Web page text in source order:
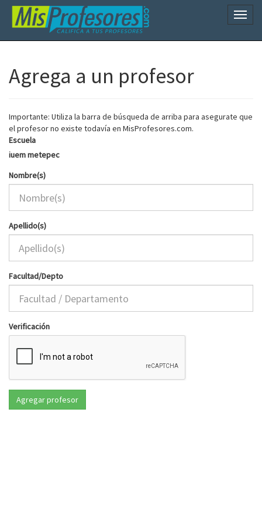
Agrega a un profesor
Importante: Utiliza la barra de búsqueda de arriba para asegurate que
el profesor no existe todavía en MisProfesores.com.
Escuela
iuem metepec
Nombre(s)
Apellido(s)
Facultad/Depto
Verificación